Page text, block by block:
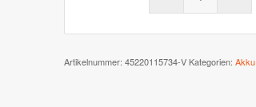
Artikelnummer: 45220115734-V Kategorien: